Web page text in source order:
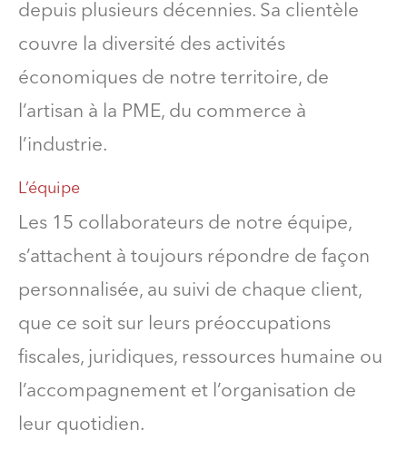
depuis plusieurs décennies. Sa clientèle
couvre la diversité des activités
économiques de notre territoire, de
l’artisan à la PME, du commerce à
l’industrie.
L’équipe
Les 15 collaborateurs de notre équipe,
s’attachent à toujours répondre de façon
personnalisée, au suivi de chaque client,
que ce soit sur leurs préoccupations
fiscales, juridiques, ressources humaine ou
l’accompagnement et l’organisation de
leur quotidien.